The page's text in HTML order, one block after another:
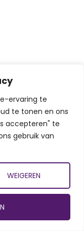
ervaring te
te tonen en ons
accepteren" te
gebruik van
WEIGEREN